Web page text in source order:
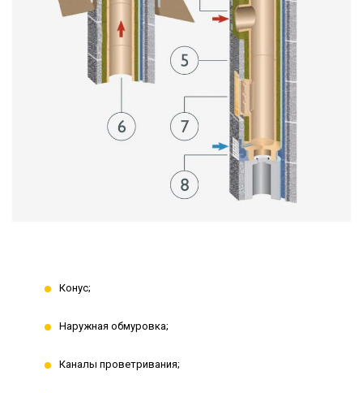
Конус;
Наружная обмуровка;
Каналы проветривания;